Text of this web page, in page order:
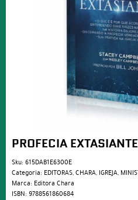
PROFECIA EXTASIANTE
Sku: 615DAB1E6300E
Categoria: EDITORAS,CHARA, IGREJA,
Marca: Editora Chara
ISBN: 9788561860684